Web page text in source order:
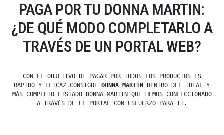
PAGA POR TU DONNA MARTIN:
¿DE QUÉ MODO COMPLETARLO A
TRAVÉS DE UN PORTAL WEB?
CON EL OBJETIVO DE PAGAR POR TODOS LOS PRODUCTOS ES
RÁPIDO Y EFICAZ.CONSIGUE
DONNA MARTIN
DENTRO DEL IDEAL Y
MÁS COMPLETO LISTADO DONNA MARTIN QUE HEMOS CONFECCIONADO
A TRAVÉS DE EL PORTAL CON ESFUERZO PARA TI.